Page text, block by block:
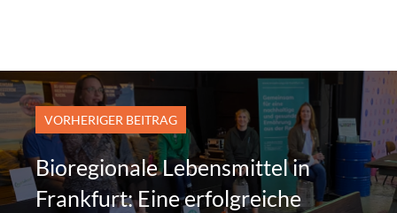
VORHERIGER BEITRAG
Bioregionale Lebensmittel in
Frankfurt: Eine erfolgreiche